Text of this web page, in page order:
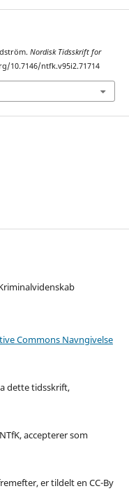
Nordisk Tidsskrift for
10.7146/ntfk.v95i2.71714
Commons Navngivelse
dette tidsskrift,
accepterer som
er tildelt en CC-By